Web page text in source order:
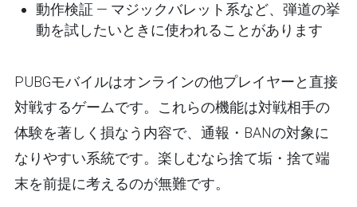
動作検証 — マジックバレット系など、弾道の挙
動を試したいときに使われることがあります
PUBGモバイルはオンラインの他プレイヤーと直接
対戦するゲームです。 これらの機能は対戦相手の
体験を著しく損なう内容で、通報・BANの対象に
なりやすい系統です。楽しむなら捨て垢・捨て端
末を前提に考えるのが無難です。